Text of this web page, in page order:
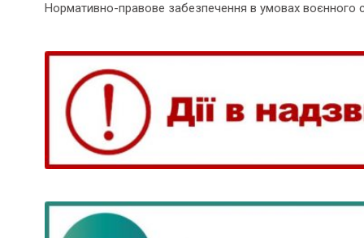
Нормативно-правове забезпечення в умовах воєнного